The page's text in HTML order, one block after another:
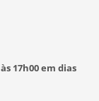
17h00 em dias